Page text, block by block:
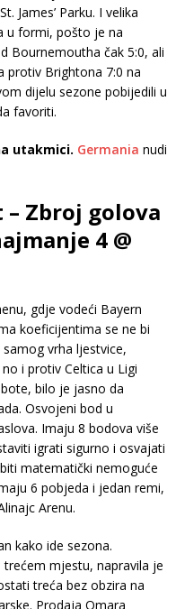
James’ Parku. I velika
u formi, pošto je na
Bournemoutha čak 5:0, ali
protiv Brightona 7:0 na
dijelu sezone pobijedili u
favoriti.
utakmici. Germania nudi
– Zbroj golova
4 @
gdje vodeći Bayern
koeficijentima se ne bi
vrha ljestvice,
i protiv Celtica u Ligi
bilo je jasno da
Osvojeni bod u
Imaju 8 bodova više
igrati sigurno i osvajati
matematički nemoguće
6 pobjeda i jedan remi,
Arenu.
kako ide sezona.
mjestu, napravila je
treća bez obzira na
Prodaja Omara